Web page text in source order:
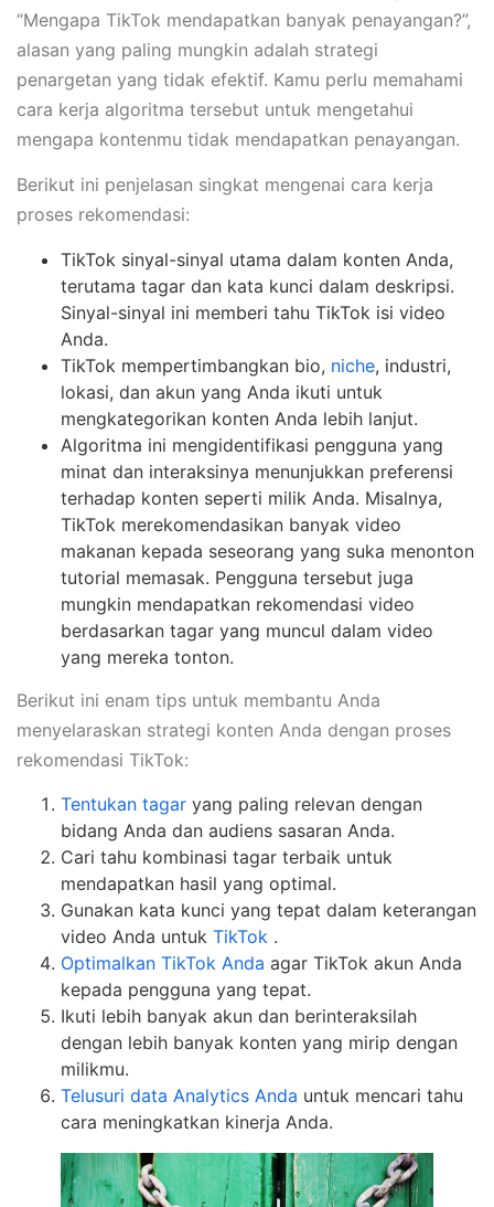
“Mengapa TikTok mendapatkan banyak penayangan?”,
alasan yang paling mungkin adalah strategi
penargetan yang tidak efektif. Kamu perlu memahami
cara kerja algoritma tersebut untuk mengetahui
mengapa kontenmu tidak mendapatkan penayangan.
Berikut ini penjelasan singkat mengenai cara kerja
proses rekomendasi:
TikTok sinyal-sinyal utama dalam konten Anda,
terutama tagar dan kata kunci dalam deskripsi.
Sinyal-sinyal ini memberi tahu TikTok isi video
Anda.
TikTok mempertimbangkan bio, niche, industri,
lokasi, dan akun yang Anda ikuti untuk
mengkategorikan konten Anda lebih lanjut.
Algoritma ini mengidentifikasi pengguna yang
minat dan interaksinya menunjukkan preferensi
terhadap konten seperti milik Anda. Misalnya,
TikTok merekomendasikan banyak video
makanan kepada seseorang yang suka menonton
tutorial memasak. Pengguna tersebut juga
mungkin mendapatkan rekomendasi video
berdasarkan tagar yang muncul dalam video
yang mereka tonton.
Berikut ini enam tips untuk membantu Anda
menyelaraskan strategi konten Anda dengan proses
rekomendasi TikTok:
Tentukan tagar yang paling relevan dengan
bidang Anda dan audiens sasaran Anda.
Cari tahu kombinasi tagar terbaik untuk
mendapatkan hasil yang optimal.
Gunakan kata kunci yang tepat dalam keterangan
video Anda untuk TikTok .
Optimalkan TikTok Anda agar TikTok akun Anda
kepada pengguna yang tepat.
Ikuti lebih banyak akun dan berinteraksilah
dengan lebih banyak konten yang mirip dengan
milikmu.
Telusuri data Analytics Anda untuk mencari tahu
cara meningkatkan kinerja Anda.